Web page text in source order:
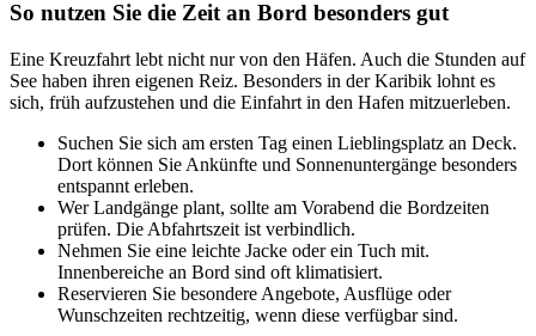
So nutzen Sie die Zeit an Bord besonders gut
Eine Kreuzfahrt lebt nicht nur von den Häfen. Auch die Stunden auf
See haben ihren eigenen Reiz. Besonders in der Karibik lohnt es
sich, früh aufzustehen und die Einfahrt in den Hafen mitzuerleben.
Suchen Sie sich am ersten Tag einen Lieblingsplatz an Deck.
Dort können Sie Ankünfte und Sonnenuntergänge besonders
entspannt erleben.
Wer Landgänge plant, sollte am Vorabend die Bordzeiten
prüfen. Die Abfahrtszeit ist verbindlich.
Nehmen Sie eine leichte Jacke oder ein Tuch mit.
Innenbereiche an Bord sind oft klimatisiert.
Reservieren Sie besondere Angebote, Ausflüge oder
Wunschzeiten rechtzeitig, wenn diese verfügbar sind.